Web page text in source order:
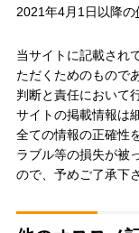
2021年4月1日以降の
当サイトに記載され
ただくためのもので
判断と責任において
サイトの掲載情報は
全ての情報の正確性
ラブル等の損失が被
ので、予めご了承下